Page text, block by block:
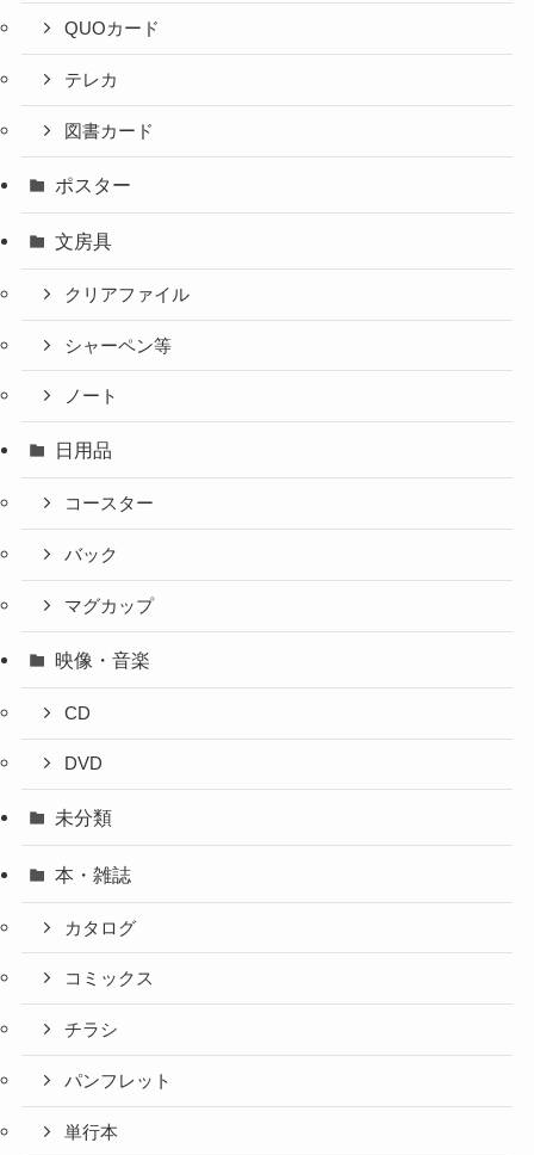
QUOカード
テレカ
図書カード
ポスター
文房具
クリアファイル
シャーペン等
ノート
日用品
コースター
バック
マグカップ
映像・音楽
CD
DVD
未分類
本・雑誌
カタログ
コミックス
チラシ
パンフレット
単行本